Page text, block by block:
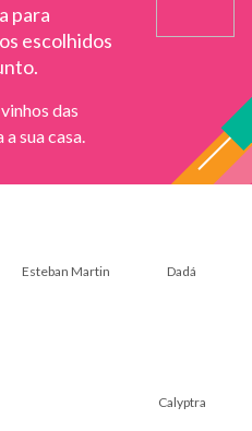
para
escolhidos
das
sua casa.
Esteban Martin Dadá
Calyptra